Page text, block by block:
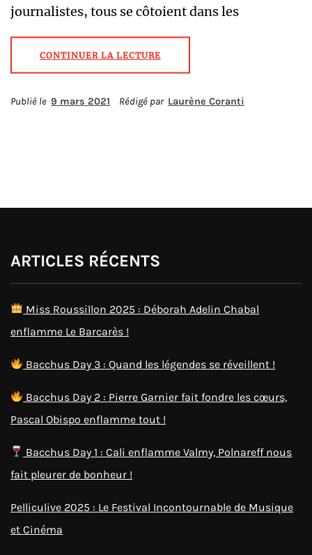
journalistes, tous se côtoient dans les
CONTINUER LA LECTURE
Publié le 9 mars 2021 Rédigé par Laurène Coranti
ARTICLES RÉCENTS
Miss Roussillon 2025 : Déborah Adelin Chabal
enflamme Le Barcarès !
Bacchus Day 3 : Quand les légendes se réveillent !
Bacchus Day 2 : Pierre Garnier fait fondre les cœurs,
Pascal Obispo enflamme tout !
Bacchus Day 1 : Cali enflamme Valmy, Polnareff nous
fait pleurer de bonheur !
Pelliculive 2025 : Le Festival Incontournable de Musique
et Cinéma